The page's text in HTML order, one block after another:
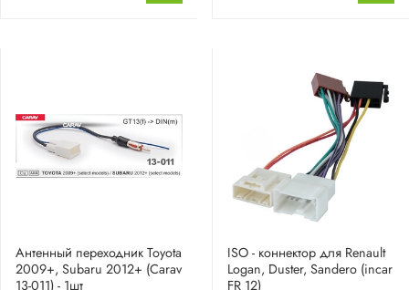
Антенный переходник Toyota
2009+, Subaru 2012+ (Carav
13-011) - 1шт
ISO - коннектор для Renault
Logan, Duster, Sandero (incar
FR 12)